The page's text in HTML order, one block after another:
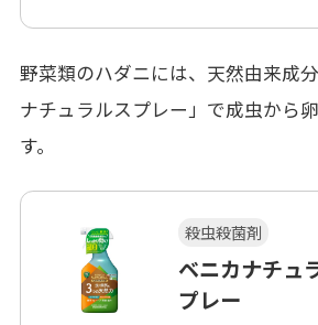
野菜類のハダニには、天然由来成
ナチュラルスプレー」で成虫から
す。
殺虫殺菌剤
ベニカナチュ
プレー